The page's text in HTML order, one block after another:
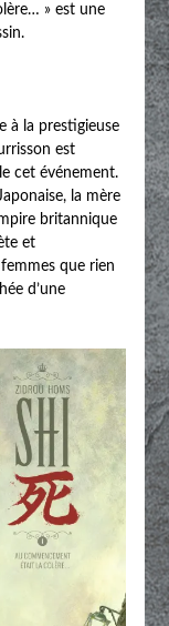
» est une
à la prestigieuse
est
cet événement.
la mère
britannique
et
que rien
d’une